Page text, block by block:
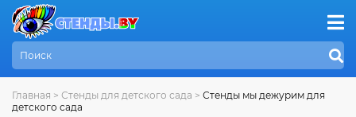
Главная > Стенды для детского сада > Стенды мы дежурим для
детского сада